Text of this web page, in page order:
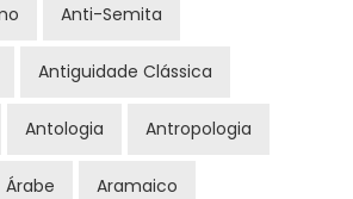
Anti-Semita
Antiguidade Clássica
Antologia Antropologia
Árabe Aramaico